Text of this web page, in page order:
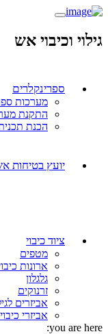
ספרינקלרים
מערכות
התקנת
הכנת
יועץ בטיחות
ציוד כיבוי
מטפים
ארונות
גלגלון
זרנוקים
אביזרים
אביזרי
גילוי וכיבוי אש
you are here: